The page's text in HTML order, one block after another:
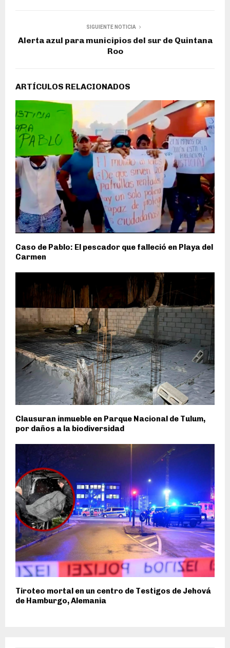
SIGUIENTE NOTICIA
Alerta azul para municipios del sur de Quintana
Roo
ARTÍCULOS RELACIONADOS
Caso de Pablo: El pescador que falleció en Playa del
Carmen
Clausuran inmueble en Parque Nacional de Tulum,
por daños a la biodiversidad
Tiroteo mortal en un centro de Testigos de Jehová
de Hamburgo, Alemania